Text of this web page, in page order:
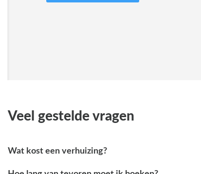
Veel gestelde vragen
Wat kost een verhuizing?